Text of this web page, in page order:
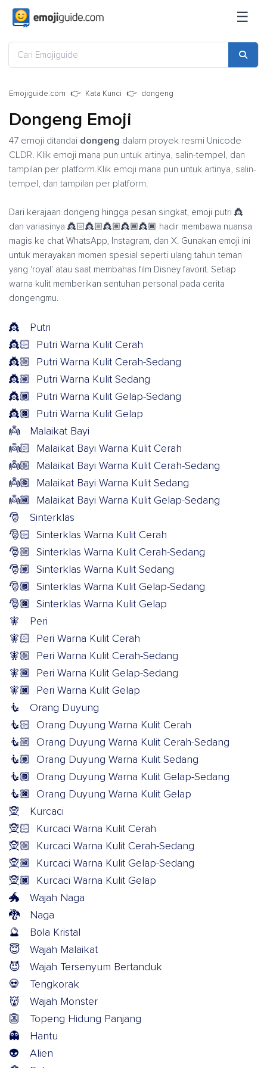
☰
Emojiguide.com Kata Kunci dongeng
Dongeng Emoji
47 emoji ditandai dongeng dalam proyek resmi Unicode
CLDR. Klik emoji mana pun untuk artinya, salin-tempel, dan
tampilan per platform.Klik emoji mana pun untuk artinya, salin-
tempel, dan tampilan per platform.
Dari kerajaan dongeng hingga pesan singkat, emoji putri 👸
dan variasinya 👸🏻👸🏼👸🏽👸🏾👸🏿 hadir membawa nuansa
magis ke chat WhatsApp, Instagram, dan X. Gunakan emoji ini
untuk merayakan momen spesial seperti ulang tahun teman
yang 'royal' atau saat membahas film Disney favorit. Setiap
warna kulit memberikan sentuhan personal pada cerita
dongengmu.
👸
Putri
👸🏻 Putri Warna Kulit Cerah
👸🏼 Putri Warna Kulit Cerah-Sedang
👸🏽 Putri Warna Kulit Sedang
👸🏾 Putri Warna Kulit Gelap-Sedang
👸🏿 Putri Warna Kulit Gelap
👼
Malaikat Bayi
👼🏻 Malaikat Bayi Warna Kulit Cerah
👼🏼 Malaikat Bayi Warna Kulit Cerah-Sedang
👼🏽 Malaikat Bayi Warna Kulit Sedang
👼🏾 Malaikat Bayi Warna Kulit Gelap-Sedang
🎅
Sinterklas
🎅🏻 Sinterklas Warna Kulit Cerah
🎅🏼 Sinterklas Warna Kulit Cerah-Sedang
🎅🏽 Sinterklas Warna Kulit Sedang
🎅🏾 Sinterklas Warna Kulit Gelap-Sedang
🎅🏿 Sinterklas Warna Kulit Gelap
🧚
Peri
🧚🏻 Peri Warna Kulit Cerah
🧚🏼 Peri Warna Kulit Cerah-Sedang
🧚🏾 Peri Warna Kulit Gelap-Sedang
🧚🏿 Peri Warna Kulit Gelap
🧜
Orang Duyung
🧜🏻 Orang Duyung Warna Kulit Cerah
🧜🏼 Orang Duyung Warna Kulit Cerah-Sedang
🧜🏽 Orang Duyung Warna Kulit Sedang
🧜🏾 Orang Duyung Warna Kulit Gelap-Sedang
🧜🏿 Orang Duyung Warna Kulit Gelap
🧝
Kurcaci
🧝🏻 Kurcaci Warna Kulit Cerah
🧝🏼 Kurcaci Warna Kulit Cerah-Sedang
🧝🏾 Kurcaci Warna Kulit Gelap-Sedang
🧝🏿 Kurcaci Warna Kulit Gelap
🐲
Wajah Naga
🐉
Naga
🔮
Bola Kristal
😇
Wajah Malaikat
😈
Wajah Tersenyum Bertanduk
💀
Tengkorak
👹
Wajah Monster
👺
Topeng Hidung Panjang
👻
Hantu
👽
Alien